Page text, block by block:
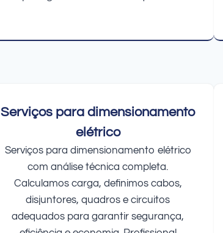
Serviços para dimensionamento
elétrico
Serviços para dimensionamento elétrico
com análise técnica completa.
Calculamos carga, definimos cabos,
disjuntores, quadros e circuitos
adequados para garantir segurança,